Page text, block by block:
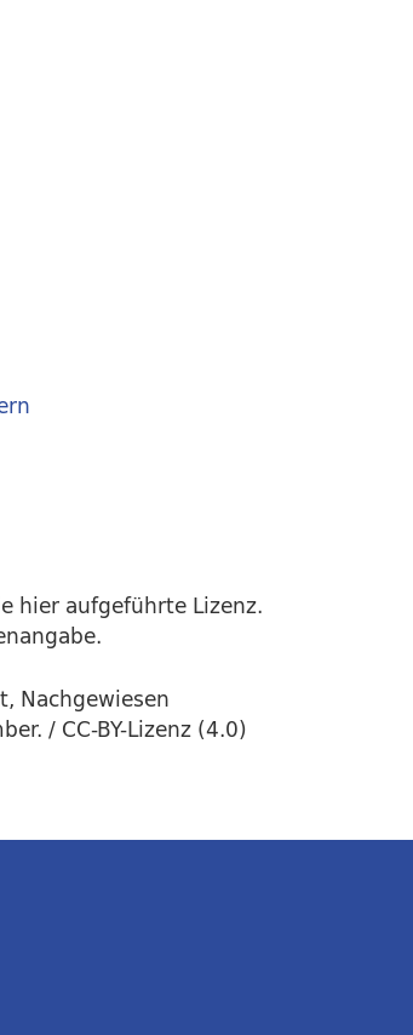
hier aufgeführte Lizenz.
Nachgewiesen
/ CC-BY-Lizenz (4.0)